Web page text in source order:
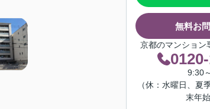
無料お
京都のマンション
9:30
（休：水曜日、夏
末年